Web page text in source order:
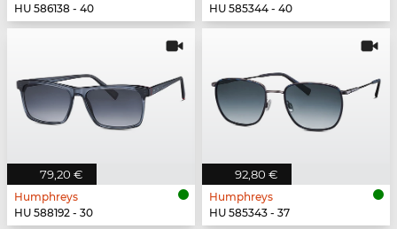
HU 586138 - 40
HU 585344 - 40
79,20 €
Humphreys
HU 588192 - 30
92,80 €
Humphreys
HU 585343 - 37